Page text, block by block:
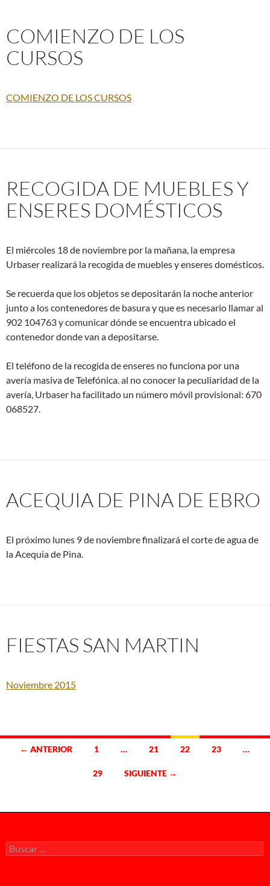
COMIENZO DE LOS
CURSOS
COMIENZO DE LOS CURSOS
RECOGIDA DE MUEBLES Y
ENSERES DOMÉSTICOS
El miércoles 18 de noviembre por la mañana, la empresa
Urbaser realizará la recogida de muebles y enseres domésticos.
Se recuerda que los objetos se depositarán la noche anterior
junto a los contenedores de basura y que es necesario llamar al
902 104763 y comunicar dónde se encuentra ubicado el
contenedor donde van a depositarse.
El teléfono de la recogida de enseres no funciona por una
avería masiva de Telefónica. al no conocer la peculiaridad de la
avería, Urbaser ha facilitado un número móvil provisional: 670
068527.
ACEQUIA DE PINA DE EBRO
El próximo lunes 9 de noviembre finalizará el corte de agua de
la Acequia de Pina.
FIESTAS SAN MARTIN
Noviembre 2015
entradas
← ANTERIOR 1 … 21 22 23 …
29 SIGUIENTE →
Buscar: